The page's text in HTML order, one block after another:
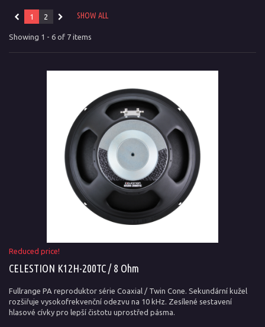
SHOW ALL
1 2
Showing 1 - 6 of 7 items
Reduced price!
CELESTION K12H-200TC / 8 Ohm
Fullrange PA reproduktor série Coaxial / Twin Cone. Sekundární kužel
rozšiřuje vysokofrekvenční odezvu na 10 kHz. Zesílené sestavení
hlasové cívky pro lepší čistotu uprostřed pásma.